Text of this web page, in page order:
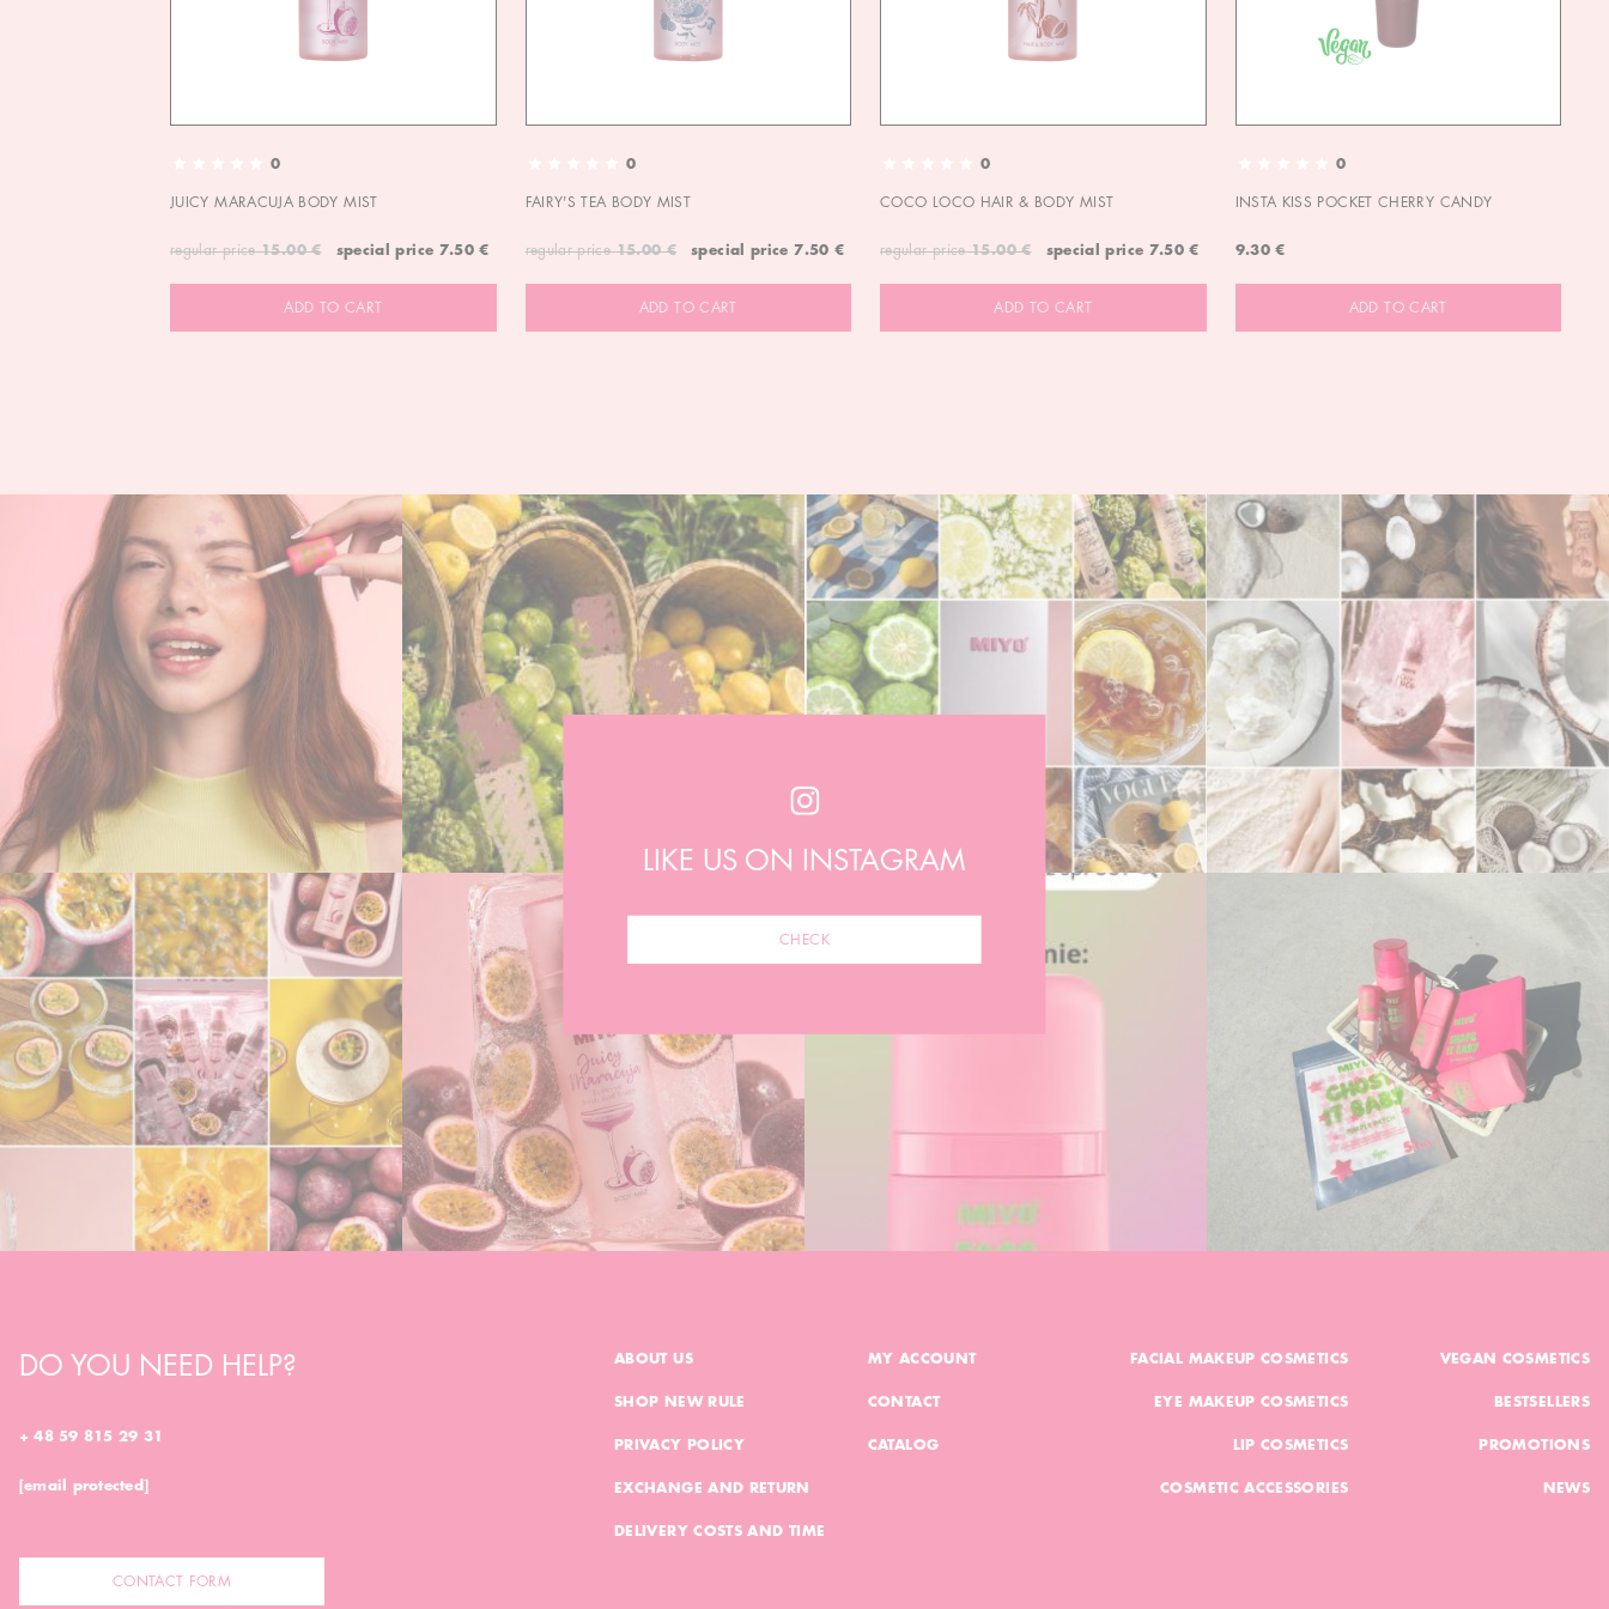
0
JUICY MARACUJA BODY MIST
special price 7.50 €
regular price 15.00 €
ADD TO CART
0
FAIRY'S TEA BODY MIST
special price 7.50 €
regular price 15.00 €
ADD TO CART
0
COCO LOCO HAIR & BODY MIST
special price 7.50 €
regular price 15.00 €
ADD TO CART
0
INSTA KISS POCKET CHERRY CANDY
9.30 €
ADD TO CART
LIKE US ON INSTAGRAM
CHECK
DO YOU NEED HELP?
+ 48 59 815 29 31
[email protected]
CONTACT FORM
ABOUT US
SHOP NEW RULE
PRIVACY POLICY
EXCHANGE AND RETURN
DELIVERY COSTS AND TIME
MY ACCOUNT
CONTACT
CATALOG
FACIAL MAKEUP COSMETICS
EYE MAKEUP COSMETICS
LIP COSMETICS
COSMETIC ACCESSORIES
VEGAN COSMETICS
BESTSELLERS
PROMOTIONS
NEWS